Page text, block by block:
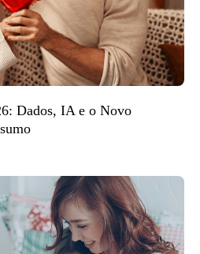
Dados, IA e o Novo